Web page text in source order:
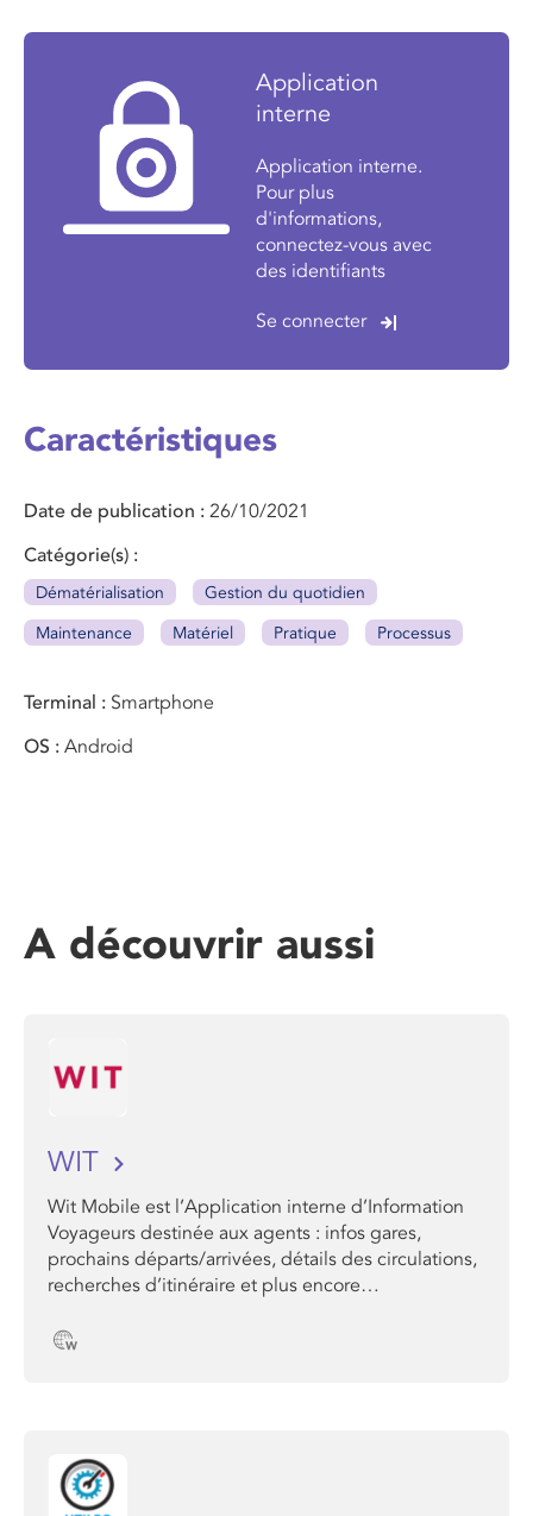
Application
interne
Application interne.
Pour plus
d'informations,
connectez-vous avec
des identifiants
Se connecter
Caractéristiques
Date de publication
26/10/2021
Catégorie(s)
Dématérialisation
Gestion du quotidien
Maintenance
Matériel Pratique Processus
Terminal
Smartphone
OS
Android
A découvrir aussi
WIT
Wit Mobile est l’Application interne d’Information
Voyageurs destinée aux agents : infos gares,
prochains départs/arrivées, détails des circulations,
recherches d’itinéraire et plus encore…